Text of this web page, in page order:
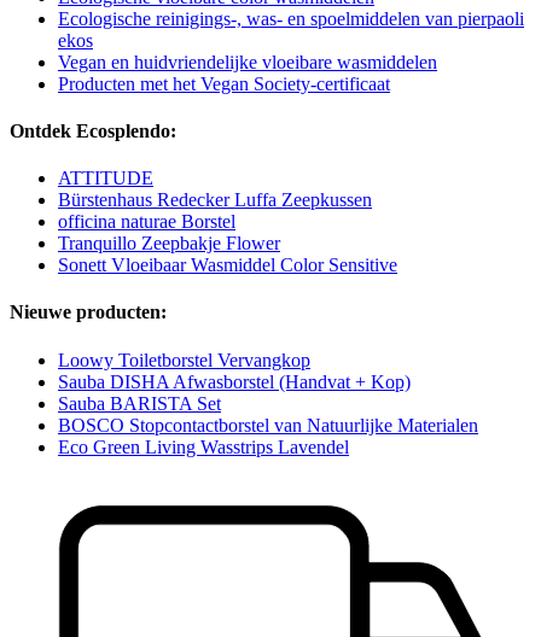
Ecologische reinigings-, was- en spoelmiddelen van pierpaoli
ekos
Vegan en huidvriendelijke vloeibare wasmiddelen
Producten met het Vegan Society-certificaat
Ontdek Ecosplendo:
ATTITUDE
Bürstenhaus Redecker Luffa Zeepkussen
officina naturae Borstel
Tranquillo Zeepbakje Flower
Sonett Vloeibaar Wasmiddel Color Sensitive
Nieuwe producten:
Loowy Toiletborstel Vervangkop
Sauba DISHA Afwasborstel (Handvat + Kop)
Sauba BARISTA Set
BOSCO Stopcontactborstel van Natuurlijke Materialen
Eco Green Living Wasstrips Lavendel